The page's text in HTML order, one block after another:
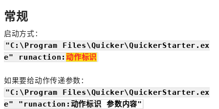
常规
启动方式：
"C:\Program Files\Quicker\QuickerStarter.ex
e" runaction:动作标识
如果要给动作传递参数：
"C:\Program Files\Quicker\QuickerStarter.ex
e" "runaction:动作标识 参数内容"